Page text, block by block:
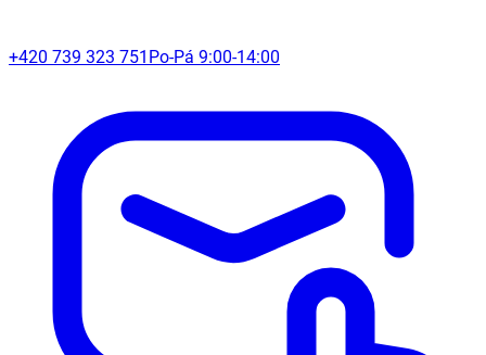
+420 739 323 751 Po-Pá 9:00-14:00